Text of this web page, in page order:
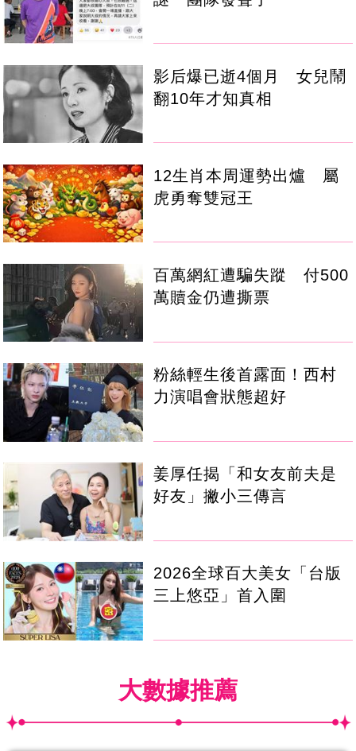
影后爆已逝4個月 女兒鬧
翻10年才知真相
12生肖本周運勢出爐 屬
虎勇奪雙冠王
百萬網紅遭騙失蹤 付500
萬贖金仍遭撕票
粉絲輕生後首露面！西村
力演唱會狀態超好
姜厚任揭「和女友前夫是
好友」撇小三傳言
2026全球百大美女「台版
三上悠亞」首入圍
大數據推薦